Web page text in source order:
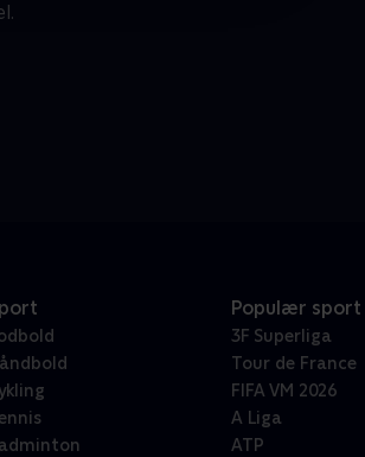
Populær sport
3F Superliga
Tour de France
FIFA VM 2026
A Liga
ATP